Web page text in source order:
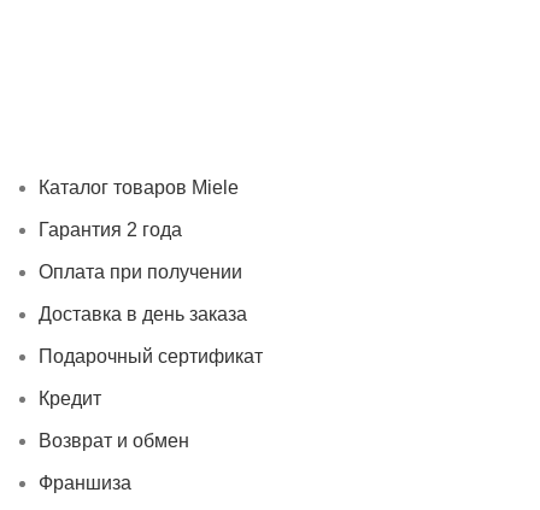
Каталог товаров Miele
Гарантия 2 года
Оплата при получении
Доставка в день заказа
Подарочный сертификат
Кредит
Возврат и обмен
Франшиза